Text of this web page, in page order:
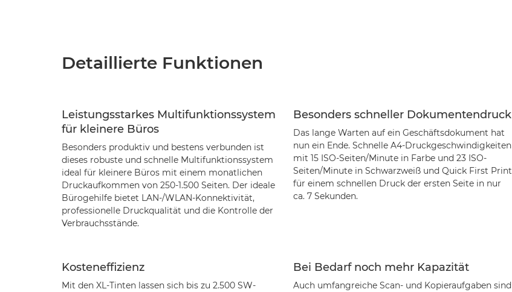
Detaillierte Funktionen
Leistungsstarkes Multifunktionssystem
für kleinere Büros
Besonders produktiv und bestens verbunden ist
dieses robuste und schnelle Multifunktionssystem
ideal für kleinere Büros mit einem monatlichen
Druckaufkommen von 250-1.500 Seiten. Der ideale
Bürogehilfe bietet LAN-/WLAN-Konnektivität,
professionelle Druckqualität und die Kontrolle der
Verbrauchsstände.
Besonders schneller Dokumentendruck
Das lange Warten auf ein Geschäftsdokument hat
nun ein Ende. Schnelle A4-Druckgeschwindigkeiten
mit 15 ISO-Seiten/Minute in Farbe und 23 ISO-
Seiten/Minute in Schwarzweiß und Quick First Print
für einem schnellen Druck der ersten Seite in nur
ca. 7 Sekunden.
Kosteneffizienz
Mit den XL-Tinten lassen sich bis zu 2.500 SW-
Bei Bedarf noch mehr Kapazität
Auch umfangreiche Scan- und Kopieraufgaben sind